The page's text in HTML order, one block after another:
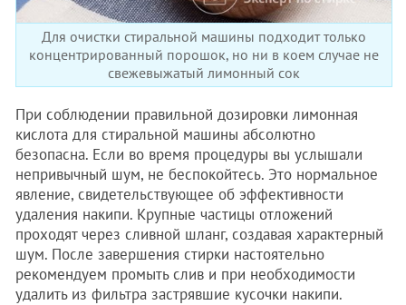
Для очистки стиральной машины подходит только
концентрированный порошок, но ни в коем случае не
свежевыжатый лимонный сок
При соблюдении правильной дозировки лимонная
кислота для стиральной машины абсолютно
безопасна. Если во время процедуры вы услышали
непривычный шум, не беспокойтесь. Это нормальное
явление, свидетельствующее об эффективности
удаления накипи. Крупные частицы отложений
проходят через сливной шланг, создавая характерный
шум. После завершения стирки настоятельно
рекомендуем промыть слив и при необходимости
удалить из фильтра застрявшие кусочки накипи.